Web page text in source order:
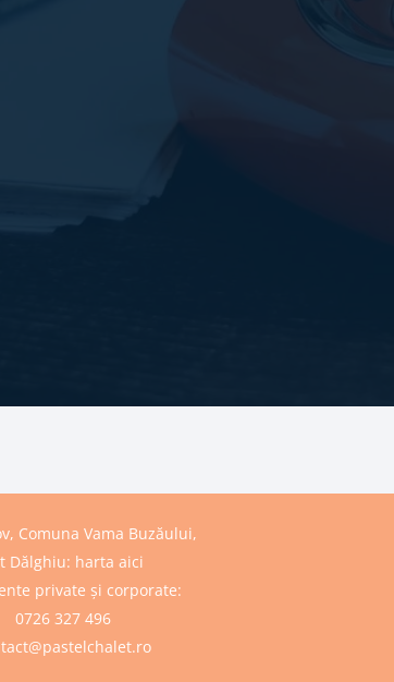
Comuna Vama Buzăului,
Dălghiu: harta aici
private și corporate:
0726 327 496